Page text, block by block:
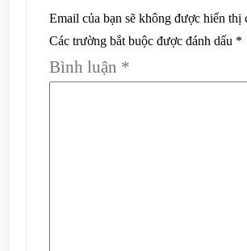
Email của bạn sẽ không được hiển thị
Các trường bắt buộc được đánh dấu *
Bình luận *